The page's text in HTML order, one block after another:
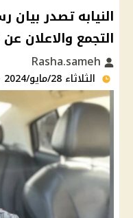
النيابه تصدر
التجمع والاعلان
الثلاثاء 28/مايو/2024 - 10:32 م